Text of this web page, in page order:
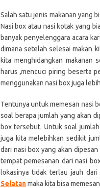
Salah satu jenis makanan yang
Nasi box atau nasi kotak yang
banyak penyelenggara acara
dimana setelah selesai makan
kita menghidangkan makanan
harus ,mencuci piring beserta
menggunakan nasi box juga
Tentunya untuk memesan nasi
soal berapa jumlah yang akan
box tersebut. Untuk soal
juga kita melebihkan sedikit
dari nasi box yang akan
tempat pemesanan dari nasi
lokasinya tidak terlau jauh
Selatanmaka kita bisa